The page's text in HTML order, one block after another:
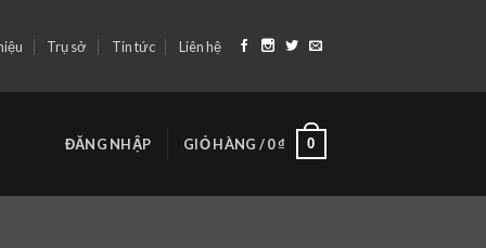
Trụ sở Tin tức Liên hệ
ĐĂNG NHẬP GIỎ HÀNG /0₫ 0